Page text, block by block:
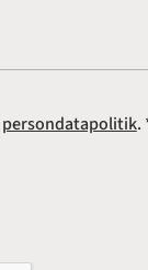
persondatapolitik.